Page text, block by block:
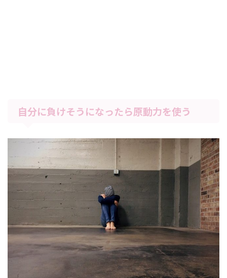
自分に負けそうになったら原動力を使う